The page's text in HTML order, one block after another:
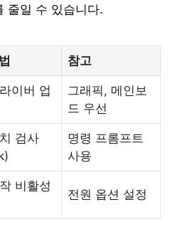
줄일 수 있습니다.
참고
이버 업
그래픽, 메인보
드 우선
검사
명령 프롬프트
사용
비활성
전원 옵션 설정